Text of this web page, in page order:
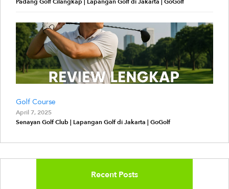
Golf Course
April 7, 2025
Senayan Golf Club | Lapangan Golf di Jakarta | GoGolf
Recent Posts